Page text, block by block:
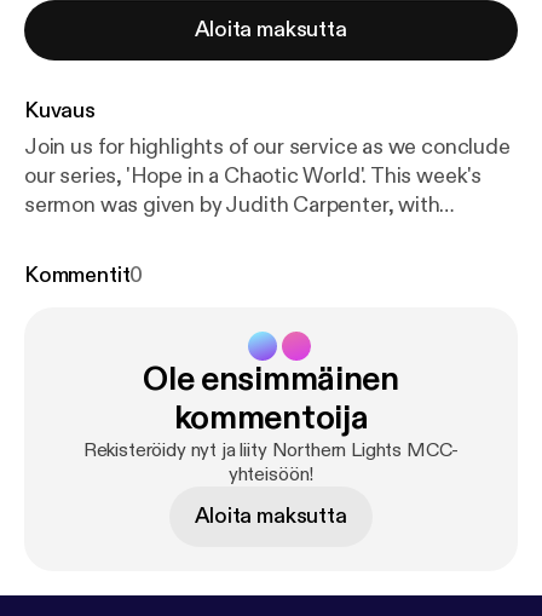
Aloita maksutta
Kuvaus
Join us for highlights of our service as we conclude
our series, 'Hope in a Chaotic World'. This week's
sermon was given by Judith Carpenter, with
For the duration of the church closure, services will
subscribe to our YouTube channel:
www.youtube.com/channel/UC_TVGBCDMu54HkK-
2rRFCIA/featured [https://www.youtube.com/chan
nel/UC_TVGBCDMu54HkK-2rRFCIA/featured
This is a podcast from Northern Lights MCC. To
www.northernlightsmcc.org.uk [https://anchor.fm/d
Kommentit0
Ole ensimmäinen
kommentoija
Rekisteröidy nyt ja liity Northern Lights MCC-
yhteisöön!
Aloita maksutta